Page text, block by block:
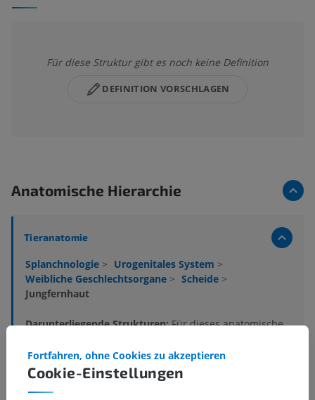
Für diese Struktur gibt es noch keine Definition
DEFINITION VORSCHLAGEN
Anatomische Hierarchie
Tieranatomie
Splanchnologie > Urogenitales System >
Weibliche Geschlechtsorgane > Scheide >
Jungfernhaut
Darunterliegende Strukturen:Für dieses anatomische
Cookie-Einstellungen
Fortfahren, ohne Cookies zu akzeptieren